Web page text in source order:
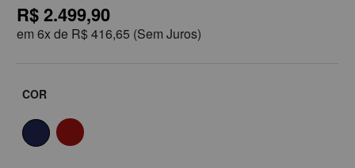
R$ 2.499,90
em 6x de R$ 416,65 (Sem Juros)
COR